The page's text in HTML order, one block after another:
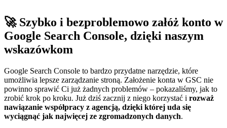
🚀 Szybko i bezproblemowo załóż konto w
Google Search Console, dzięki naszym
wskazówkom
Google Search Console to bardzo przydatne narzędzie, które
umożliwia lepsze zarządzanie stroną. Założenie konta w GSC nie
powinno sprawić Ci już żadnych problemów – pokazaliśmy, jak to
zrobić krok po kroku. Już dziś zacznij z niego korzystać i rozważ
nawiązanie współpracy z agencją, dzięki której uda się
wyciągnąć jak najwięcej ze zgromadzonych danych.